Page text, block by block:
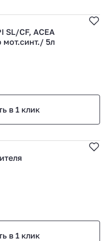
SL/CF, ACEA
5л
в 1 клик
в 1 клик